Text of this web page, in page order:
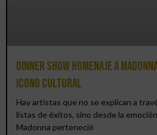
Dinner Show homenaje a
icono cultural
Hay artistas que no se explican a
listas de éxitos, sino desde la
Madonna perteneció